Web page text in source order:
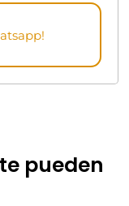
pueden